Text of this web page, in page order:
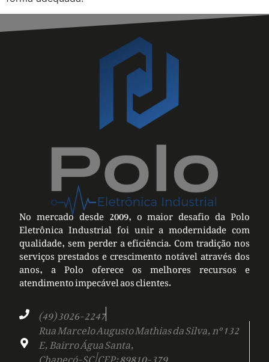
No mercado desde 2009, o maior desafio da Polo
Eletrônica Industrial foi unir a modernidade com
qualidade, sem perder a eficiência. Com tradição nos
serviços prestados e crescimento notável através dos
anos, a Polo oferece os melhores recursos e
atendimento impecável aos clientes.
(49) 3026-2247
Rua Marcelo Augusto Mathias da Silva, nº 132
E, Bairro Água Santa,